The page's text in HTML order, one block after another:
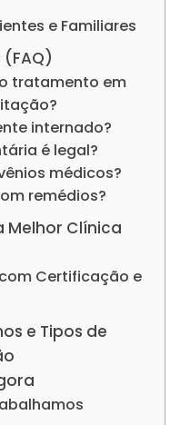
e Familiares
(FAQ)
tratamento em
internado?
é legal?
médicos?
remédios?
Melhor Clínica
Certificação e
e Tipos de